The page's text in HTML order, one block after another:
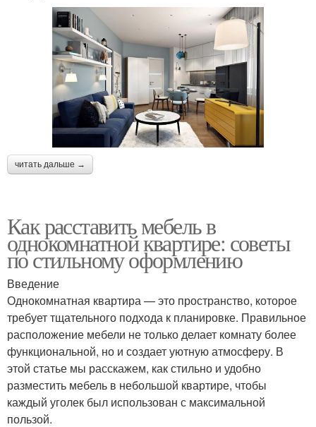
читать дальше →
Как расставить мебель в
однокомнатной квартире: советы
по стильному оформлению
Введение
Однокомнатная квартира — это пространство, которое
требует тщательного подхода к планировке. Правильное
расположение мебели не только делает комнату более
функциональной, но и создает уютную атмосферу. В
этой статье мы расскажем, как стильно и удобно
разместить мебель в небольшой квартире, чтобы
каждый уголек был использован с максимальной
пользой.